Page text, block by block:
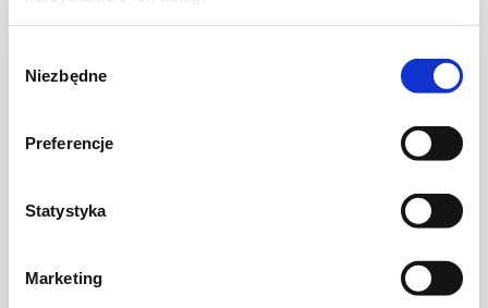
zgody
Niezbędne
Preferencje
Statystyka
Marketing
JAJKA